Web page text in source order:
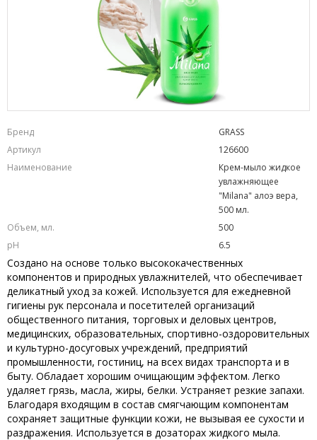
Бренд
GRASS
Артикул
126600
Наименование
Крем-мыло жидкое
увлажняющее
"Milana" алоэ вера,
500 мл.
Объем, мл.
500
рН
6.5
Создано на основе только высококачественных
компонентов и природных увлажнителей, что обеспечивает
деликатный уход за кожей. Используется для ежедневной
гигиены рук персонала и посетителей организаций
общественного питания, торговых и деловых центров,
медицинских, образовательных, спортивно-оздоровительных
и культурно-досуговых учреждений, предприятий
промышленности, гостиниц, на всех видах транспорта и в
быту. Обладает хорошим очищающим эффектом. Легко
удаляет грязь, масла, жиры, белки. Устраняет резкие запахи.
Благодаря входящим в состав смягчающим компонентам
сохраняет защитные функции кожи, не вызывая ее сухости и
раздражения. Используется в дозаторах жидкого мыла.